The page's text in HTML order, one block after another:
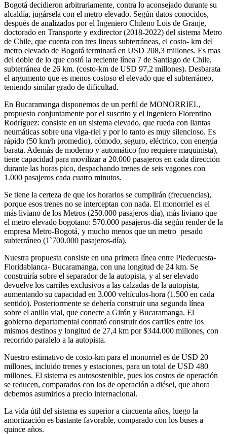
Bogotá decidieron arbitrariamente, contra lo aconsejado durante su
alcaldía, jugársela con el metro elevado. Según datos conocidos,
después de analizados por el Ingeniero Chileno Lois de Granje,
doctorado en Transporte y exdirector (2018-2022) del sistema Metro
de Chile, que cuenta con tres lineas subterráneas, el costo- km del
metro elevado de Bogotá terminará en USD 208,3 millones. Es mas
del doble de lo que costó la reciente línea 7 de Santiago de Chile,
subterránea de 26 km. (costo-km de USD 97,2 millones). Desbarata
el argumento que es menos costoso el elevado que el subterráneo,
teniendo similar grado de dificultad.
En Bucaramanga disponemos de un perfil de MONORRIEL,
propuesto conjuntamente por el suscrito y el ingeniero Florentino
Rodríguez: consiste en un sistema elevado, que rueda con llantas
neumáticas sobre una viga-riel y por lo tanto es muy silencioso. Es
rápido (50 km/h promedio), cómodo, seguro, eléctrico, con energía
barata. Además de moderno y automático (no requiere maquinista),
tiene capacidad para movilizar a 20.000 pasajeros en cada dirección
durante las horas pico, despachando trenes de seis vagones con
1.000 pasajeros cada cuatro minutos.
Se tiene la certeza de que los horarios se cumplirán (frecuencias),
porque esos trenes no se interceptan con nada. El monorriel es el
más liviano de los Metros (250.000 pasajeros-día), más liviano que
el metro elevado bogotano: 570.000 pasajeros-día según render de la
empresa Metro-Bogotá, y mucho menos que un metro pesado
subterráneo (1`700.000 pasajeros-día).
Nuestra propuesta consiste en una primera línea entre Piedecuesta-
Floridablanca- Bucaramanga, con una longitud de 24 km. Se
construiría sobre el separador de la autopista, y al ser elevado
devuelve los carriles exclusivos a las calzadas de la autopista,
aumentando su capacidad en 3.000 vehículos-hora (1.500 en cada
sentido). Posteriormente se debería construir una segunda línea
sobre el anillo vial, que conecte a Girón y Bucaramanga. El
gobierno departamental contrató construir dos carriles entre los
mismos destinos y longitud de 27,4 km por $344.000 millones, con
recorrido paralelo a la autopista.
Nuestro estimativo de costo-km para el monorriel es de USD 20
millones, incluido trenes y estaciones, para un total de USD 480
millones. El sistema es autosostenible, pues los costos de operación
se reducen, comparados con los de operación a diésel, que ahora
debemos asumirlos a precio internacional.
La vida útil del sistema es superior a cincuenta años, luego la
amortización es bastante favorable, comparado con los buses a
quince años.